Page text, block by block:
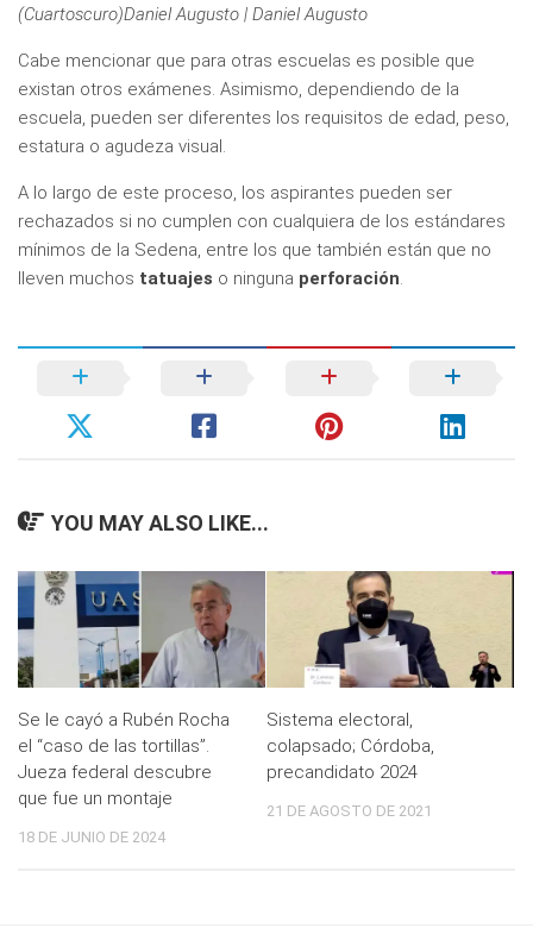
(Cuartoscuro)Daniel Augusto | Daniel Augusto
Cabe mencionar que para otras escuelas es posible que
existan otros exámenes. Asimismo, dependiendo de la
escuela, pueden ser diferentes los requisitos de edad, peso,
estatura o agudeza visual.
A lo largo de este proceso, los aspirantes pueden ser
rechazados si no cumplen con cualquiera de los estándares
mínimos de la Sedena, entre los que también están que no
lleven muchos tatuajes o ninguna perforación.
YOU MAY ALSO LIKE...
Se le cayó a Rubén Rocha
el “caso de las tortillas”.
Jueza federal descubre
que fue un montaje
18 DE JUNIO DE 2024
Sistema electoral,
colapsado; Córdoba,
precandidato 2024
21 DE AGOSTO DE 2021